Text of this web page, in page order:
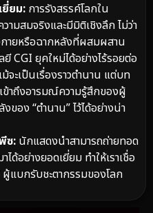
ยม: การรังสรรค์โลกใน
มสมจริงและมีมิติเชิงลึก ไม่ว่า
ายหรือฉากหลังที่ผสมผสาน
CGI ยุคใหม่ได้อย่างไร้รอยต่อ
จะเป็นเรื่องราวตำนาน แต่บท
ข้าถึงอารมณ์ความรู้สึกของผู้
ของ “ตำนาน” ไว้ได้อย่างน่า
ซ: นักแสดงนำสามารถถ่ายทอด
ด้อย่างยอดเยี่ยม ทำให้เราเชื่อ
ผู้แบกรับชะตากรรมของโลก